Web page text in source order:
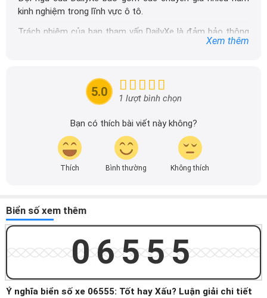
kinh nghiệm trong lĩnh vực ô tô.
Trách nhiệm của ban tham vấn DailyXe là đảm bảo thông
tin chính xác được đăng tải trên dailyxe.com.vn, thường
tin nhanh chóng và dễ dàng hơn.
Xem thêm
5.0 1 lượt bình chọn
Bạn có thích bài viết này không?
Thích Bình thường Không thích
Biển số xem thêm
06555
Ý nghĩa biển số xe 06555: Tốt hay Xấu? Luận giải chi tiết